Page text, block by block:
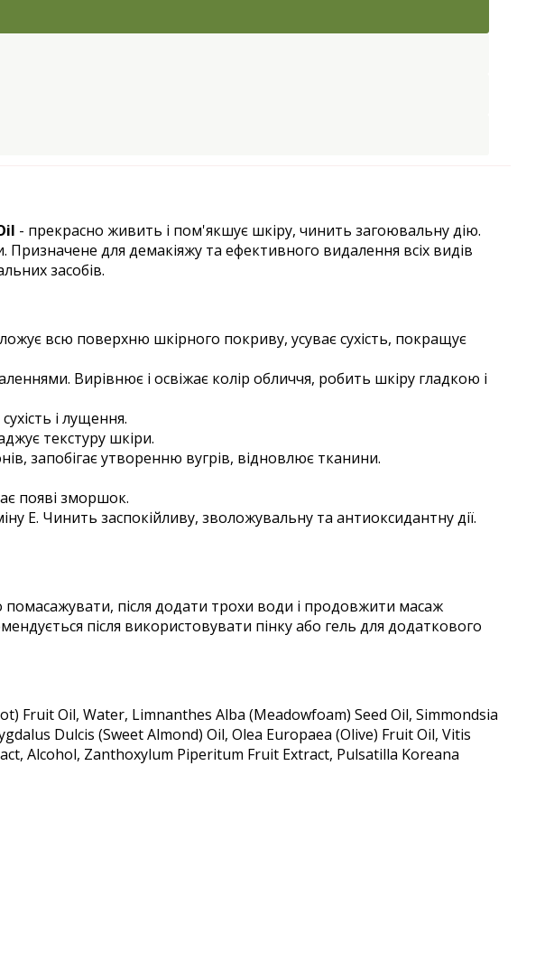
- прекрасно живить і пом'якшує шкіру, чинить загоювальну дію.
Призначене для демакіяжу та ефективного видалення всіх видів
засобів.
всю поверхню шкірного покриву, усуває сухість, покращує
Вирівнює і освіжає колір обличчя, робить шкіру гладкою і
і лущення.
текстуру шкіри.
запобігає утворенню вугрів, відновлює тканини.
появі зморшок.
Е. Чинить заспокійливу, зволожувальну та антиоксидантну дії.
помасажувати, після додати трохи води і продовжити масаж
після використовувати пінку або гель для додаткового
Fruit Oil, Water, Limnanthes Alba (Meadowfoam) Seed Oil, Simmondsia
Dulcis (Sweet Almond) Oil, Olea Europaea (Olive) Fruit Oil, Vitis
Alcohol, Zanthoxylum Piperitum Fruit Extract, Pulsatilla Koreana